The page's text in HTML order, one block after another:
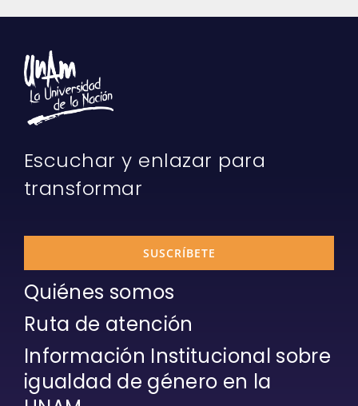
Escuchar y enlazar para
transformar
SUSCRÍBETE
Quiénes somos
Ruta de atención
Información Institucional sobre
igualdad de género en la